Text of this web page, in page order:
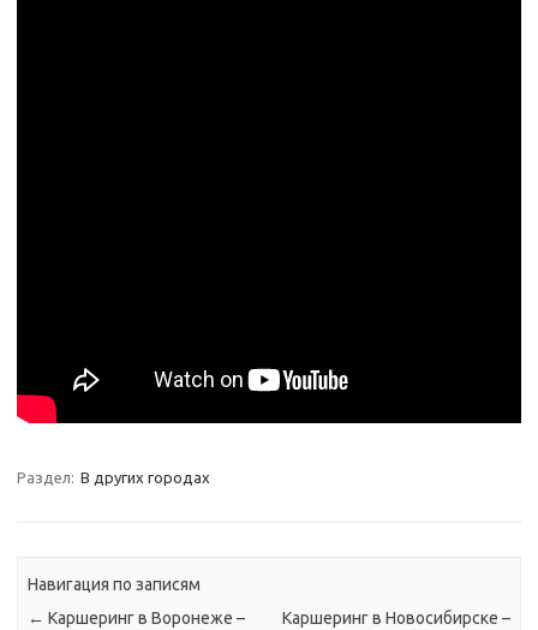
Раздел: В других городах
Навигация по записям
← Каршеринг в Воронеже –
Каршеринг в Новосибирске –